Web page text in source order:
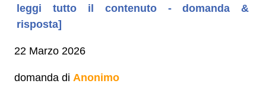
leggi tutto il contenuto - domanda &
risposta]
22 Marzo 2026
domanda di Anonimo